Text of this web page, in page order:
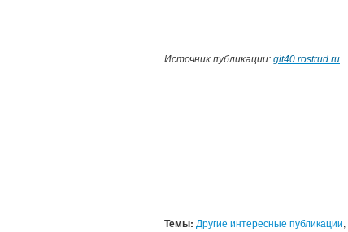
Источник публикации: git40.rostrud.ru.
Темы: Другие интересные публикации,